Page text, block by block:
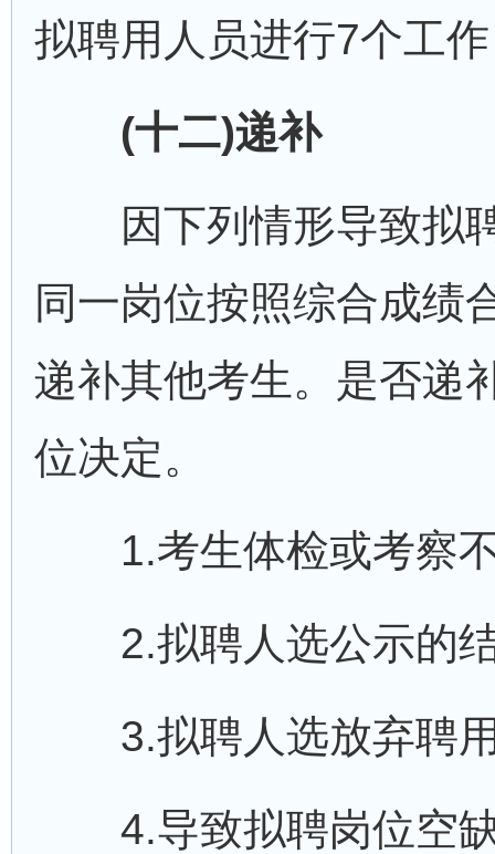
拟聘用人员进行7个工
(十二)递补
因下列情形导致拟聘
同一岗位按照综合成绩
递补其他考生。是否递
位决定。
1.考生体检或考察
2.拟聘人选公示的结
3.拟聘人选放弃聘
4.导致拟聘岗位空缺